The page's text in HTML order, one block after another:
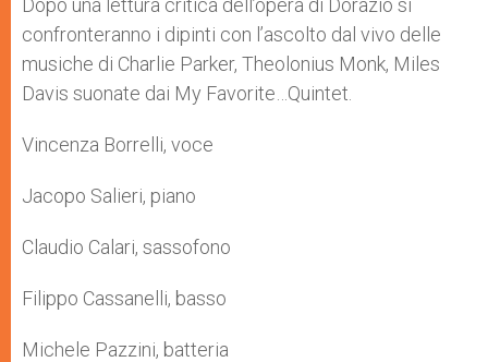
Dopo una lettura critica dell’opera di Dorazio si
confronteranno i dipinti con l’ascolto dal vivo delle
musiche di Charlie Parker, Theolonius Monk, Miles
Davis suonate dai My Favorite…Quintet.
Vincenza Borrelli, voce
Jacopo Salieri, piano
Claudio Calari, sassofono
Filippo Cassanelli, basso
Michele Pazzini, batteria